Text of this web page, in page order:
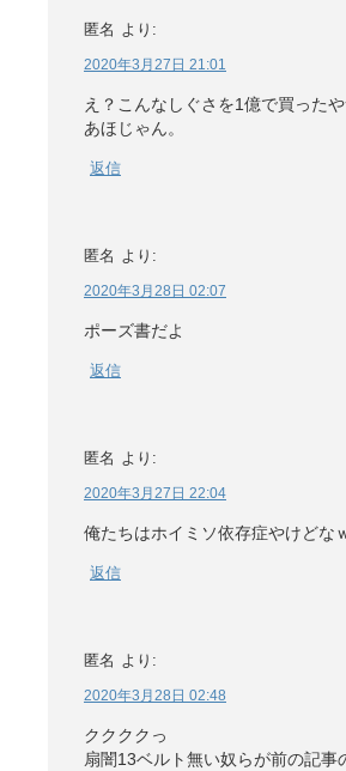
匿名 より:
2020年3月27日 21:01
え？こんなしぐさを1億で買った
あほじゃん。
返信
匿名 より:
2020年3月28日 02:07
ポーズ書だよ
返信
匿名 より:
2020年3月27日 22:04
俺たちはホイミソ依存症やけどな
返信
匿名 より:
2020年3月28日 02:48
ククククっ
扇闇13ベルト無い奴らが前の記事